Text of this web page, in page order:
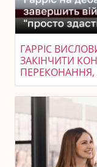
ГАРРІС
ЗАКІНЧИТИ
ПЕРЕКОНАННЯ,